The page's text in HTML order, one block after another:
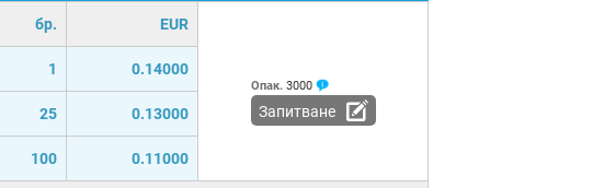
бр. EUR
1 0.14000
25 0.13000
100 0.11000
Опак. 3000
Запитване